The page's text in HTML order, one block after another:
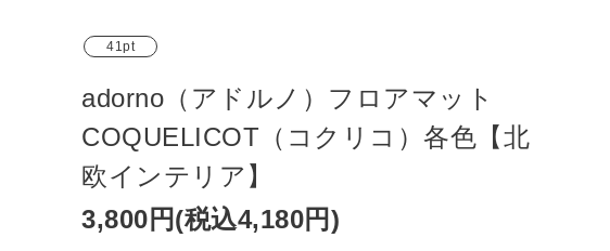
ョセフ
詳しく見る
41pt
adorno（アドルノ）フロアマット
COQUELICOT（コクリコ）各色【北
欧インテリア】
3,800円(税込4,180円)